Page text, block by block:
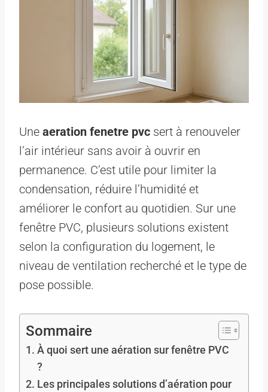
Une aeration fenetre pvc sert à renouveler
l’air intérieur sans avoir à ouvrir en
permanence. C’est utile pour limiter la
condensation, réduire l’humidité et
améliorer le confort au quotidien. Sur une
fenêtre PVC, plusieurs solutions existent
selon la configuration du logement, le
niveau de ventilation recherché et le type de
pose possible.
Sommaire
À quoi sert une aération sur fenêtre PVC
?
Les principales solutions d’aération pour